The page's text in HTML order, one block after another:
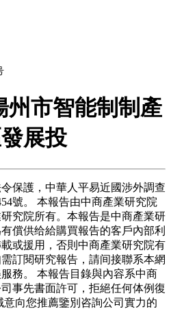
州市智能制制產
展投
護，中華人平易近國涉外調查
號。 本報告由中商產業研究院
究院所有。本報告是中商產業研
償供给給購買報告的客戶內部利
或援用，否則中商產業研究院有
訂閱研究報告，請间接聯系本網
務。 本報告目錄與內容系中商
事先書面許可，拒絕任何体例復
向您推薦鑒別咨詢公司實力的